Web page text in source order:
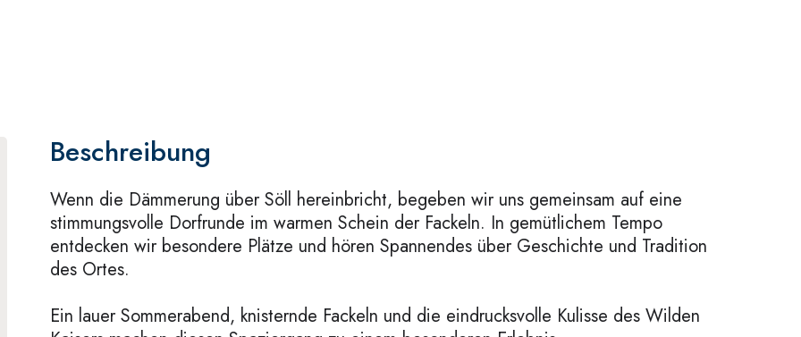
Beschreibung
Wenn die Dämmerung über Söll hereinbricht, begeben wir uns gemeinsam auf eine
stimmungsvolle Dorfrunde im warmen Schein der Fackeln. In gemütlichem Tempo
entdecken wir besondere Plätze und hören Spannendes über Geschichte und Tradition
des Ortes.
Ein lauer Sommerabend, knisternde Fackeln und die eindrucksvolle Kulisse des Wilden